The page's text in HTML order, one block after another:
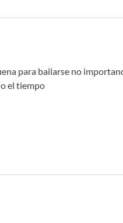
para bailarse no
el tiempo